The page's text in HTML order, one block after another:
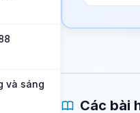
Các bài
và sáng